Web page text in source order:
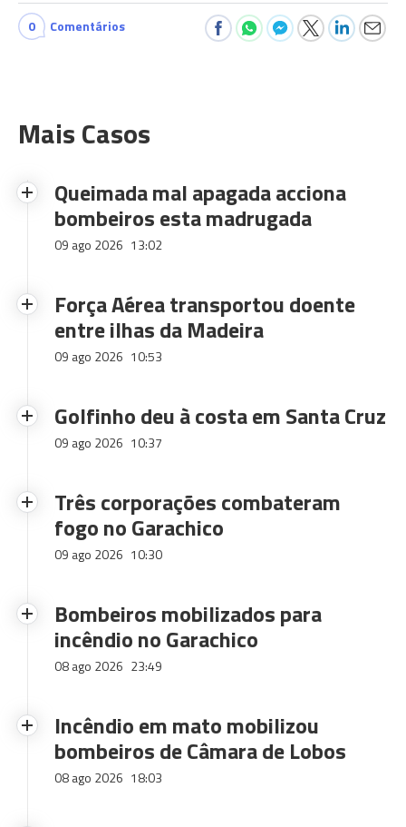
0 Comentários
Mais Casos
Queimada mal apagada acciona
bombeiros esta madrugada
09 ago 2026 13:02
Força Aérea transportou doente
entre ilhas da Madeira
09 ago 2026 10:53
Golfinho deu à costa em Santa Cruz
09 ago 2026 10:37
Três corporações combateram
fogo no Garachico
09 ago 2026 10:30
Bombeiros mobilizados para
incêndio no Garachico
08 ago 2026 23:49
Incêndio em mato mobilizou
bombeiros de Câmara de Lobos
08 ago 2026 18:03